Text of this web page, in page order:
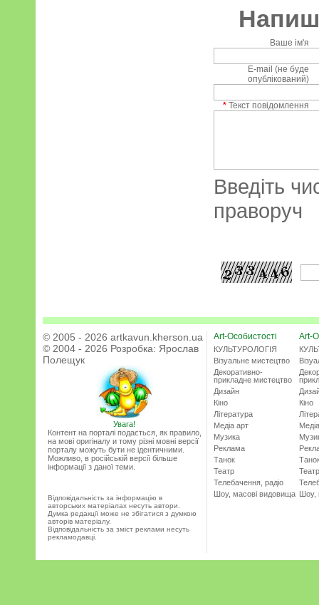
Ваше ім'я
E-mail (не буде
опублікований)
* Текст повідомлення
Введіть
праворуч
© 2005 - 2026 artkavun.kherson.ua
© 2004 - 2026 Розробка: Ярослав
Полещук
Увага!
Контент на порталі подається, як правило,
на мові оригіналу и тому різні мовні версії
порталу можуть бути не ідентичними.
Можливо, в російській версії більше
інформації з даної теми.
Відповідальність за інформацію в
авторських матеріалах несуть автори.
Думка редакції може не збігатися з думкою
авторів матеріалу.
Відповідальність за зміст реклами несуть
рекламодавці.
Art-Особистості
КУЛЬТУРОЛОГІЯ
Візуальне мистецтво
Декоративно-
прикладне мистецтво
Дизайн
Кіно
Література
Медіа арт
Музика
Реклама
Танок
Театр
Телебачення, радіо
Шоу, масові видовища
Art-
Кіно
Театр
Шоу,